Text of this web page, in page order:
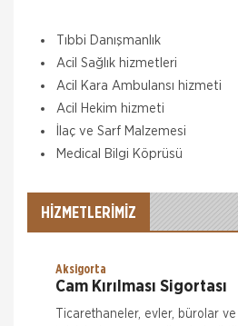
Tıbbi Danışmanlık
Acil Sağlık hizmetleri
Acil Kara Ambulansı hizmeti
Acil Hekim hizmeti
İlaç ve Sarf Malzemesi
Medical Bilgi Köprüsü
HİZMETLERİMİZ
Tamamlayıcı Sağlık
Sağlık Sigortası , SGK ile
kuruluşlarında muayene, tetkik
için fark ücr
Hepiyi Sigorta
Trafik Sigortası her araç için
Aksigorta
Cam Kırılması Sigortası
Ticarethaneler, evler, bürolar